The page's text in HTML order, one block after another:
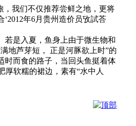
我们不仅推荐尝鲜之地，更将
年6月贵州造价员攷試荅
若是入夏，鱼身上由于微生物和
地芦芽短， 正是河豚欲上时”的
时而食的路子，当回头鱼挺着体
厚软糯的裙边，素有“水中人